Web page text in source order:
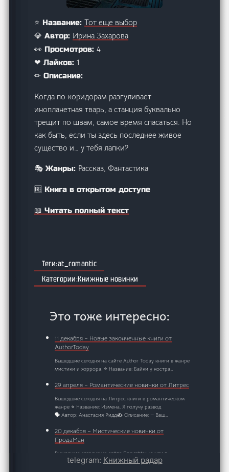
⭐ Название:Тот еще выбор
💎 Автор: Ирина Захарова
👀 Просмотров:4
❤ Лайков:1
✏ Описание:
Когда по коридорам разгуливает
инопланетная тварь, а станция буквально
трещит по швам, самое время спасаться. Но
как быть, если ты здесь последнее живое
существо и… у тебя лапки?
🎭 Жанры: Рассказ, Фантастика
🆓 Книга в открытом доступе
📖 Читать полный текст
at_romantic
Книжные новинки
Это тоже интересно:
11 декабря – Новые законченные книги от
AuthorToday
Вышедшие сегодня на сайте Author Today книги в жанре
мистики и хоррора. ⭐ Название: Байки у костра…
29 апреля – Романтические новинки от Литрес
Вышедшие сегодня на Литрес книги в романтическом
жанре ⭐ Название: Измена. Я получу развод
🗣️ Автор: Анастасия Ридд✍️ Описание: — Ваш…
20 декабря – Мистические новинки от
ПродаМан
Вышедшие сегодня на сайте ПродаМан книги в
мистическом жанре и хоррор. Портал Продаман
telegram: Книжный радар